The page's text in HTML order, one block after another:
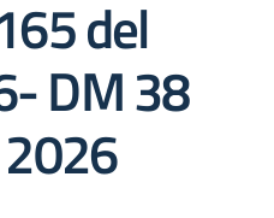
del
DM 38